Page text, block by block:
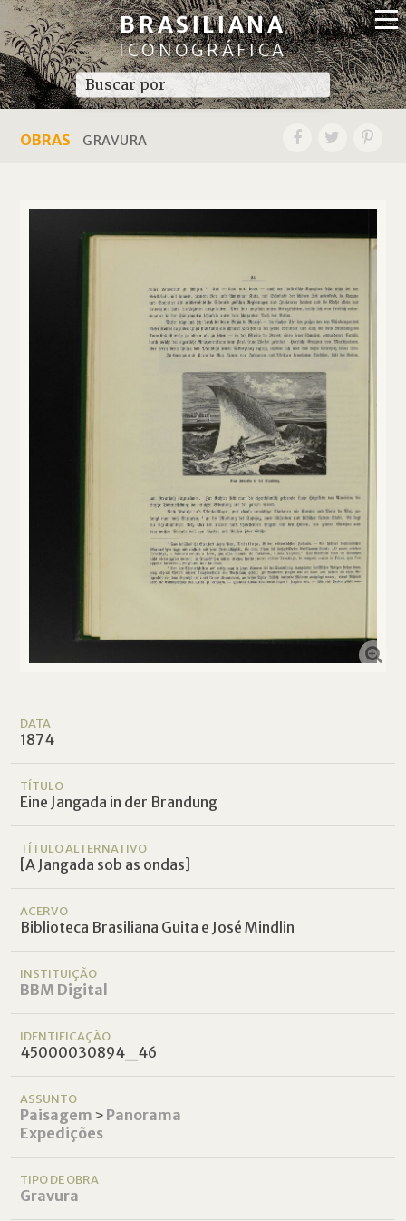
BRASILIANA
ICONOGRÁFICA
OBRAS GRAVURA
DATA
1874
TÍTULO
Eine Jangada in der Brandung
TÍTULO ALTERNATIVO
[A Jangada sob as ondas]
ACERVO
Biblioteca Brasiliana Guita e José Mindlin
INSTITUIÇÃO
BBM Digital
IDENTIFICAÇÃO
45000030894_46
ASSUNTO
Paisagem ˃ Panorama
Expedições
TIPO DE OBRA
Gravura